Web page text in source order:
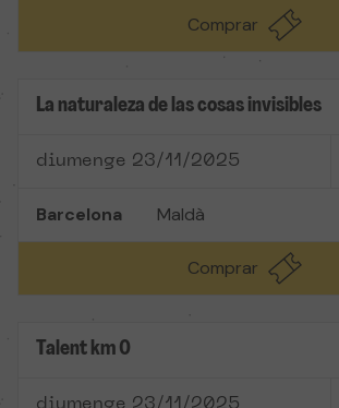
Comprar
La naturaleza de las cosas invisibles
diumenge 23/11/2025
Barcelona Maldà
Comprar
Talent km 0